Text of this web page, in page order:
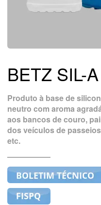
BETZ SIL-A
Produto à base de
neutro com aroma
aos bancos de couro,
dos veículos de
etc.
—————–